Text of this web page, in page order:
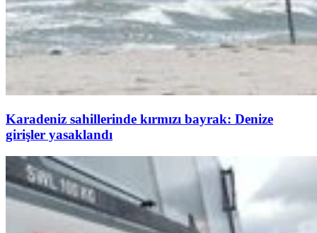
Karadeniz sahillerinde kırmızı bayrak: Denize
girişler yasaklandı